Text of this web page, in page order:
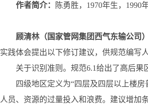
作者简介：
陈勇胜，1970年生，1990
顾清林（国家管网集团西气东输公司
实践体会提出以下修订建议，供规范编写
关于识别准则。规范6.1给出了高后
四级地区定义为“四层及四层以上楼
人员、资源的过量投入和浪费。建议增加